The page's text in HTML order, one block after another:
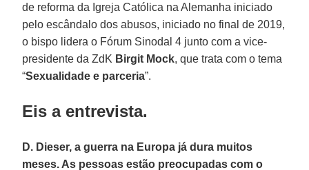
de reforma da Igreja Católica na Alemanha iniciado
pelo escândalo dos abusos, iniciado no final de 2019,
o bispo lidera o Fórum Sinodal 4 junto com a vice-
presidente da ZdK Birgit Mock, que trata com o tema
“Sexualidade e parceria”.
Eis a entrevista.
D. Dieser, a guerra na Europa já dura muitos
meses. As pessoas estão preocupadas com o